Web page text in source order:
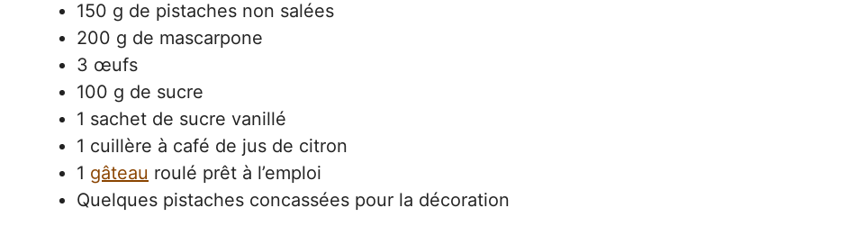
150 g de pistaches non salées
200 g de mascarpone
3 œufs
100 g de sucre
1 sachet de sucre vanillé
1 cuillère à café de jus de citron
1 gâteau roulé prêt à l’emploi
Quelques pistaches concassées pour la décoration